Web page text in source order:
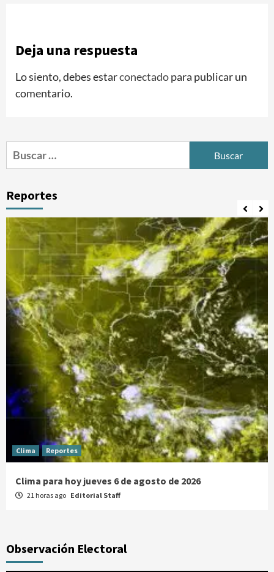
Deja una respuesta
Lo siento, debes estarconectadopara publicar un
comentario.
Buscar:
Reportes
Clima Reportes
Clima para hoy jueves 6 de agosto de 2026
21 horas ago Editorial Staff
Observación Electoral